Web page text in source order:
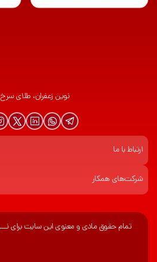
نوین زعفران، طلای
ارتباط با ما
شرکت‌های همکار
تمام حقوق مادی و معنوی این سایت برای